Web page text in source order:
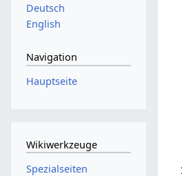
Deutsch
English
Navigation
Hauptseite
Wikiwerkzeuge
Spezialseiten